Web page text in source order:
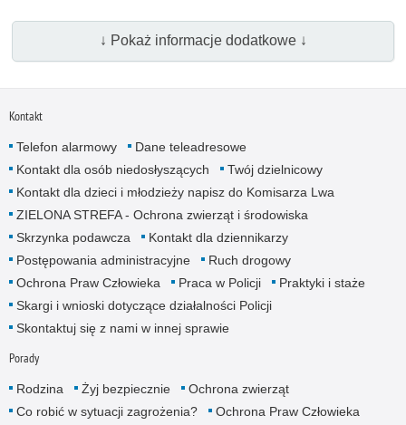
↓ Pokaż informacje dodatkowe ↓
Kontakt
Telefon alarmowy
Dane teleadresowe
Kontakt dla osób niedosłyszących
Twój dzielnicowy
Kontakt dla dzieci i młodzieży napisz do Komisarza Lwa
ZIELONA STREFA - Ochrona zwierząt i środowiska
Skrzynka podawcza
Kontakt dla dziennikarzy
Postępowania administracyjne
Ruch drogowy
Ochrona Praw Człowieka
Praca w Policji
Praktyki i staże
Skargi i wnioski dotyczące działalności Policji
Skontaktuj się z nami w innej sprawie
Porady
Rodzina Żyj bezpiecznie
Ochrona zwierząt
Co robić w sytuacji zagrożenia?
Ochrona Praw Człowieka